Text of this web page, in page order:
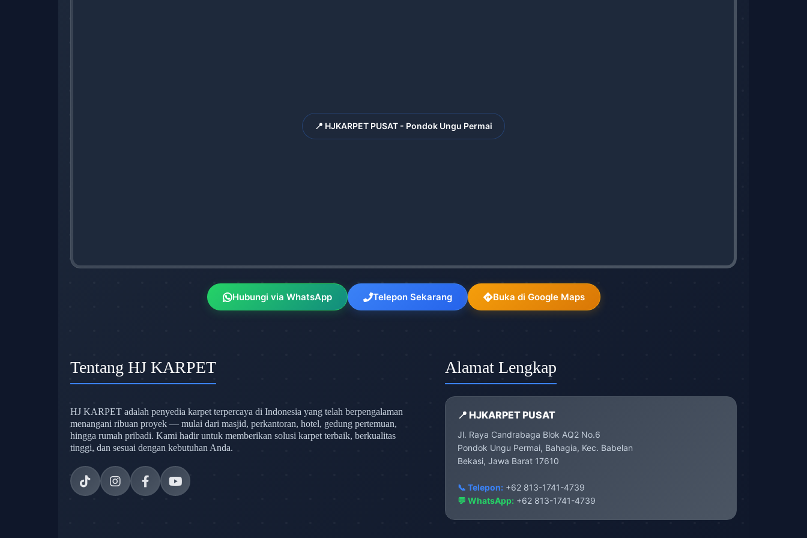
📍 HJKARPET PUSAT - Pondok Ungu Permai
Hubungi via WhatsApp Telepon Sekarang Buka di Google Maps
Tentang HJ KARPET
HJ KARPET adalah penyedia karpet terpercaya di Indonesia yang telah berpengalaman
menangani ribuan proyek — mulai dari masjid, perkantoran, hotel, gedung pertemuan,
hingga rumah pribadi. Kami hadir untuk memberikan solusi karpet terbaik, berkualitas
tinggi, dan sesuai dengan kebutuhan Anda.
Alamat Lengkap
📍 HJKARPET PUSAT
Jl. Raya Candrabaga Blok AQ2 No.6
Pondok Ungu Permai, Bahagia, Kec. Babelan
Bekasi, Jawa Barat 17610
📞 Telepon:+62 813-1741-4739
💬 WhatsApp: +62 813-1741-4739